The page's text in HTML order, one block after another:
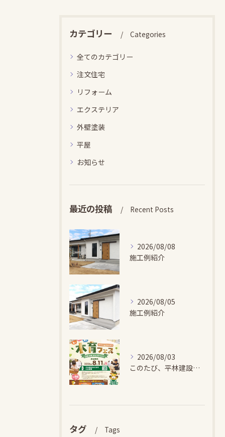
カテゴリー Categories
全てのカテゴリー
注文住宅
リフォーム
エクステリア
外壁塗装
平屋
お知らせ
最近の投稿 Recent Posts
2026/08/08
施工例紹介
2026/08/05
施工例紹介
2026/08/03
このたび、平林建設では、お子さまが木とふれあい・木について学...
タグ Tags